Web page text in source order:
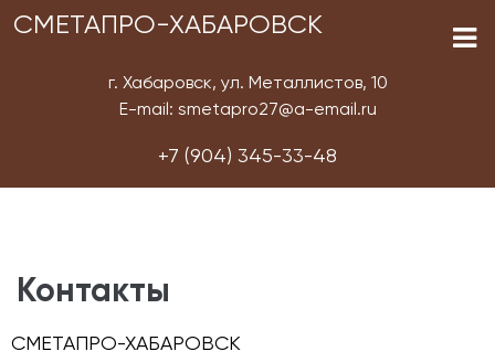
СМЕТАПРО-ХАБАРОВСК
г. Хабаровск, ул. Металлистов, 10
E-mail: smetapro27@a-email.ru
+7 (904) 345-33-48
Контакты
СМЕТАПРО-ХАБАРОВСК